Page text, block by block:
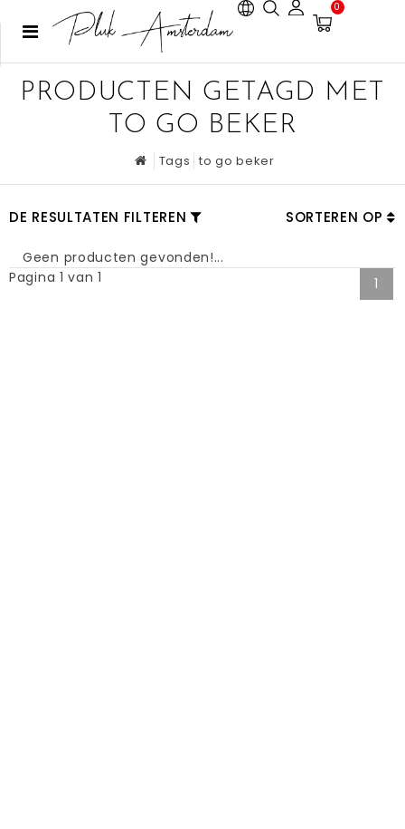
0
PRODUCTEN GETAGD MET
TO GO BEKER
Tags to go beker
DE RESULTATEN FILTEREN SORTEREN OP
Geen producten gevonden!...
Pagina 1 van 1
1